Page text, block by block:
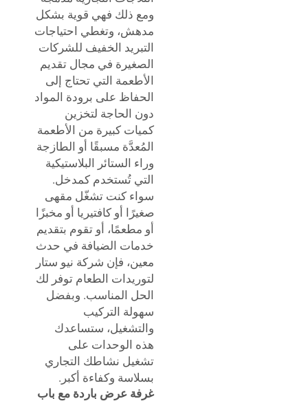
ومع ذلك فهي قوية بشكل
مدهش، وتغطي احتياجات
التبريد الخفيف للشركات
الصغيرة في مجال تقديم
الأطعمة التي تحتاج إلى
الحفاظ على برودة المواد
دون الحاجة لتخزين
كميات كبيرة من الأطعمة
المُعدَّة مسبقًا أو الطازجة
وراء الستائر البلاستيكية
التي تُستخدم كمدخل.
سواء كنت تشغّل مقهى
صغيرًا أو كافتيريا أو مخبزًا
أو مطعمًا، أو تقوم بتقديم
خدمات الضيافة في حدث
معين، فإن شركة نيو ستار
لتوريدات الطعام توفر لك
الحل المناسب. وبفضل
سهولة التركيب
والتشغيل، ستساعدك
هذه الوحدات على
تشغيل نشاطك التجاري
بسلاسة وكفاءة أكبر.
غرفة عرض باردة مع باب